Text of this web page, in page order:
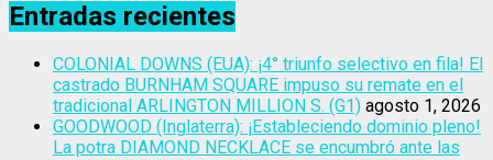
Entradas recientes
COLONIAL DOWNS (EUA): ¡4° triunfo selectivo en fila! El
castrado BURNHAM SQUARE impuso su remate en el
tradicional ARLINGTON MILLION S. (G1) agosto 1, 2026
GOODWOOD (Inglaterra): ¡Estableciendo dominio pleno!
La potra DIAMOND NECKLACE se encumbró ante las